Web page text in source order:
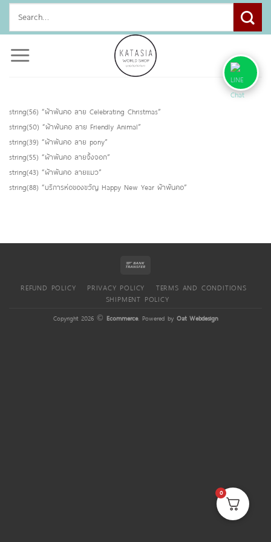
Skip
content
string(56) “ผ้าพันคอ ลาย Celebrating Christmas”
string(50) “ผ้าพันคอ ลาย Friendly Animal”
string(39) “ผ้าพันคอ ลาย pony”
string(55) “ผ้าพันคอ ลายจิ้งจอก”
string(43) “ผ้าพันคอ ลายแมว”
string(88) “บริการห่อของขวัญ Happy New Year ผ้าพันคอ”
REFUND POLICY PRIVACY POLICY
TERMS AND CONDITIONS
SHIPMENT POLICY
Copyright 2026 © Ecommerce. Powered by Oat Webdesign
0